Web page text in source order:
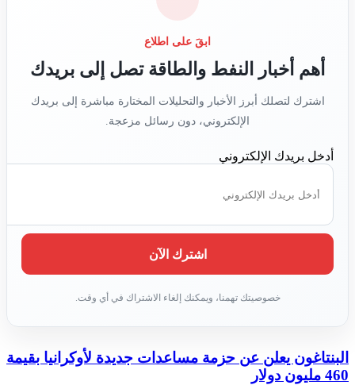
ابقَ على اطلاع
أهم أخبار النفط والطاقة تصل إلى بريدك
اشترك لتصلك أبرز الأخبار والتحليلات المختارة مباشرة إلى بريدك
الإلكتروني، دون رسائل مزعجة.
أدخل بريدك الإلكتروني
البنتاغون يعلن عن حزمة مساعدات جديدة لأوكرانيا بقيمة
460 مليون دولار